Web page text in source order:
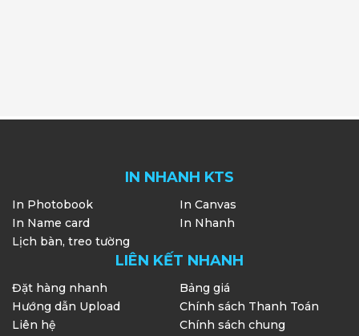
IN NHANH KTS
In Photobook
In Canvas
In Name card
In Nhanh
Lịch bàn, treo tường
LIÊN KẾT NHANH
Đặt hàng nhanh
Bảng giá
Hướng dẫn Upload
Chính sách Thanh Toán
Liên hệ
Chính sách chung